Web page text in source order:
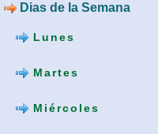
Dias de la Semana
Lunes
Martes
Miércoles